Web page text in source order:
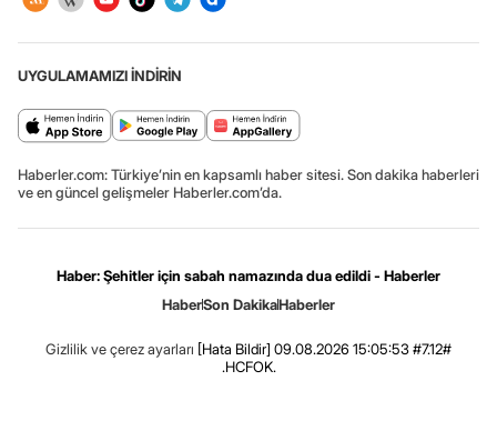
UYGULAMAMIZI İNDİRİN
Haberler.com: Türkiye’nin en kapsamlı haber sitesi. Son dakika haberleri
ve en güncel gelişmeler Haberler.com’da.
Haber: Şehitler için sabah namazında dua edildi - Haberler
HaberSon DakikaHaberler
Gizlilik ve çerez ayarları [Hata Bildir] 09.08.2026 15:05:53 #7.12#
.HCFOK.